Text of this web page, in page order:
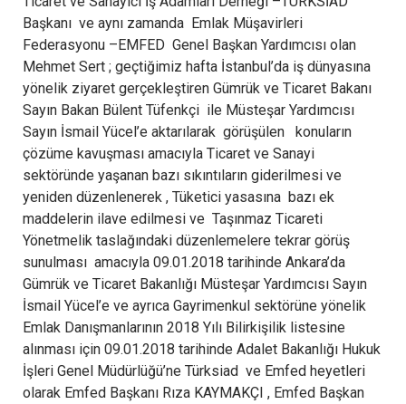
Başkanı ve aynı zamanda Emlak Müşavirleri
Federasyonu –EMFED Genel Başkan Yardımcısı olan
Mehmet Sert ; geçtiğimiz hafta İstanbul’da iş dünyasına
yönelik ziyaret gerçekleştiren Gümrük ve Ticaret Bakanı
Sayın Bakan Bülent Tüfenkçi ile Müsteşar Yardımcısı
Sayın İsmail Yücel’e aktarılarak görüşülen konuların
çözüme kavuşması amacıyla Ticaret ve Sanayi
sektöründe yaşanan bazı sıkıntıların giderilmesi ve
yeniden düzenlenerek , Tüketici yasasına bazı ek
maddelerin ilave edilmesi ve Taşınmaz Ticareti
Yönetmelik taslağındaki düzenlemelere tekrar görüş
sunulması amacıyla 09.01.2018 tarihinde Ankara’da
Gümrük ve Ticaret Bakanlığı Müsteşar Yardımcısı Sayın
İsmail Yücel’e ve ayrıca Gayrimenkul sektörüne yönelik
Emlak Danışmanlarının 2018 Yılı Bilirkişilik listesine
alınması için 09.01.2018 tarihinde Adalet Bakanlığı Hukuk
İşleri Genel Müdürlüğü’ne Türksiad ve Emfed heyetleri
olarak Emfed Başkanı Rıza KAYMAKÇI , Emfed Başkan